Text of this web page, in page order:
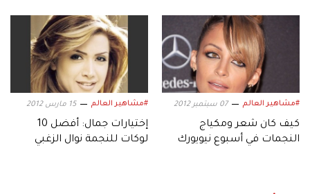
#مشاهير العالم 07 سبتمبر 2012
كيف كان شعر ومكياج
النجمات في أسبوع نيويورك
#مشاهير العالم 15 مارس 2012
إختيارات جمال: أفضل 10
لوكات للنجمة نوال الزغبي